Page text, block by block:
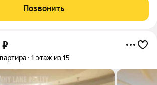
Ремонт выполнен в современном стиле с
Позвонить
₽
1 этаж из 15